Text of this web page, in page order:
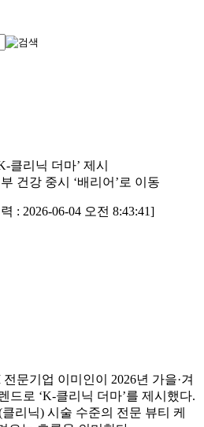
클리닉 더마’ 제시
건강 중시 ‘배리어’로 이동
: 2026-06-04 오전 8:43:41]
문기업 이미인이 2026년 가을·겨
드로 ‘K-클리닉 더마’를 제시했다.
리닉) 시술 수준의 전문 뷰티 케